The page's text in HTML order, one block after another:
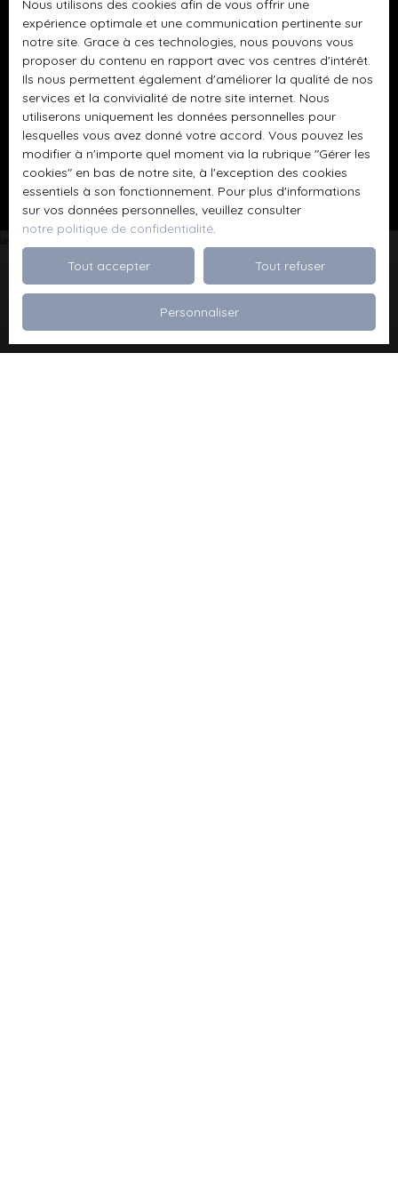
BLOIS CEDEX.
Pour en savoir plus sur le traitement de vos
données personnelles, veuillez consulter notre
politique de confidentialité.
Recevoir des annonces
Je recherche un bien
Vente appartement Dévoluy (05250)
Nous utilisons des cookies afin de vous offrir une
expérience optimale et une communication pertinente sur
notre site. Grace à ces technologies, nous pouvons vous
proposer du contenu en rapport avec vos centres d'intérêt.
Ils nous permettent également d'améliorer la qualité de nos
services et la convivialité de notre site internet. Nous
utiliserons uniquement les données personnelles pour
lesquelles vous avez donné votre accord. Vous pouvez les
modifier à n'importe quel moment via la rubrique ″Gérer les
cookies″ en bas de notre site, à l'exception des cookies
essentiels à son fonctionnement. Pour plus d'informations
sur vos données personnelles, veuillez consulter
notre politique de confidentialité.
Tout accepter Tout refuser
Personnaliser